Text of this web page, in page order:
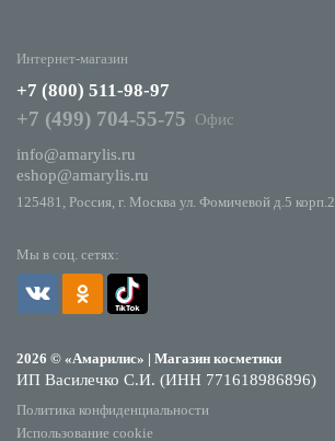
Мы в соц. сетях:
2026 © «Амарилис» | Магазин косметики
ИП Василечко С.И. (ИНН 771618986896)
Политика конфиденциальности
Использование cookie
Интернет-магазин
+7 (800) 511-98-97
+7 (499) 704-55-75
Офис
info@amarylis.ru
eshop@amarylis.ru
125481, Россия, г. Москва ул. Фомичевой д.5 корп.2